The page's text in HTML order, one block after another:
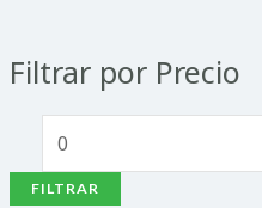
Filtrar por Precio
FILTRAR